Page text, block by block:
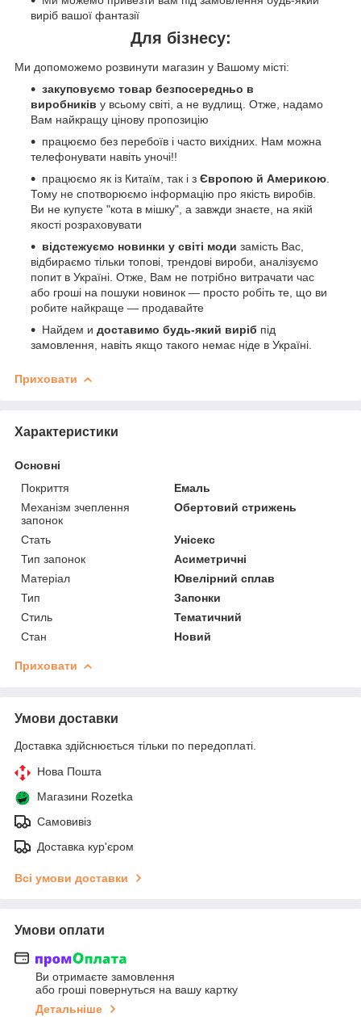
виріб вашої фантазії
Для бізнесу:
Ми допоможемо розвинути магазин у Вашому місті:
закуповуємо товар безпосередньо в
виробників у всьому світі, а не вудлищ. Отже, надамо
Вам найкращу цінову пропозицію
працюємо без перебоїв і часто вихідних. Нам можна
телефонувати навіть уночі!!
працюємо як із Китаїм, так і з Європою й Америкою
Тому не спотворюємо інформацію про якість виробів.
Ви не купуєте "кота в мішку", а завжди знаєте, на якій
якості розраховувати
відстежуємо новинки у світі моди замість Вас,
відбираємо тільки топові, трендові вироби, аналізуємо
попит в Україні. Отже, Вам не потрібно витрачати час
або гроші на пошуки новинок — просто робіть те, що ви
робите найкраще — продавайте
Найдем и доставимо будь-який виріб під
замовлення, навіть якщо такого немає ніде в Україні.
Приховати
Характеристики
Основні
Покриття
Емаль
Механізм зчеплення
запонок
Обертовий стрижень
Стать
Унісекс
Тип запонок
Асиметричні
Матеріал
Ювелірний сплав
Тип
Запонки
Стиль
Тематичний
Стан
Новий
Приховати
Умови доставки
Доставка здійснюється тільки по передоплаті.
Нова Пошта
Магазини Rozetka
Самовивіз
Доставка кур'єром
Всі умови доставки
Умови оплати
Ви отримаєте замовлення
або гроші повернуться на вашу картку
Детальніше